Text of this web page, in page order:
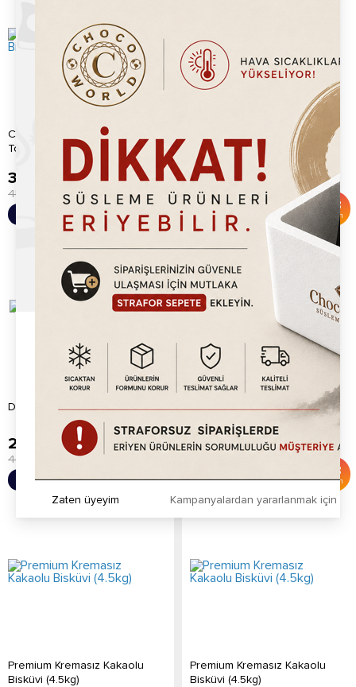
Chocoworld Kakaolu Bisküvi
Tozu (1kg)
% 23
İndirim
345.20 TL
450.00
Sepete Ekle
Chocoworld Kakaolu Bisküvi
Crumble (1kg)
%23
İndirim
345.20TL
450.00TL
Sepete Ekle
Digestive Bisküvi Tozu 1kg
İndirim
249.20 TL
400.00
Sepete Ekle
Petit Beurre Bisküvi Tozu 1kg
38
İndirim
249.20TL
Sepete Ekle
Premium Kremasız Kakaolu
Bisküvi (4.5kg)
Premium Kremasız Kakaolu
Bisküvi (4.5kg)
Kampanyalardan yararlanmak için
Zaten üyeyim